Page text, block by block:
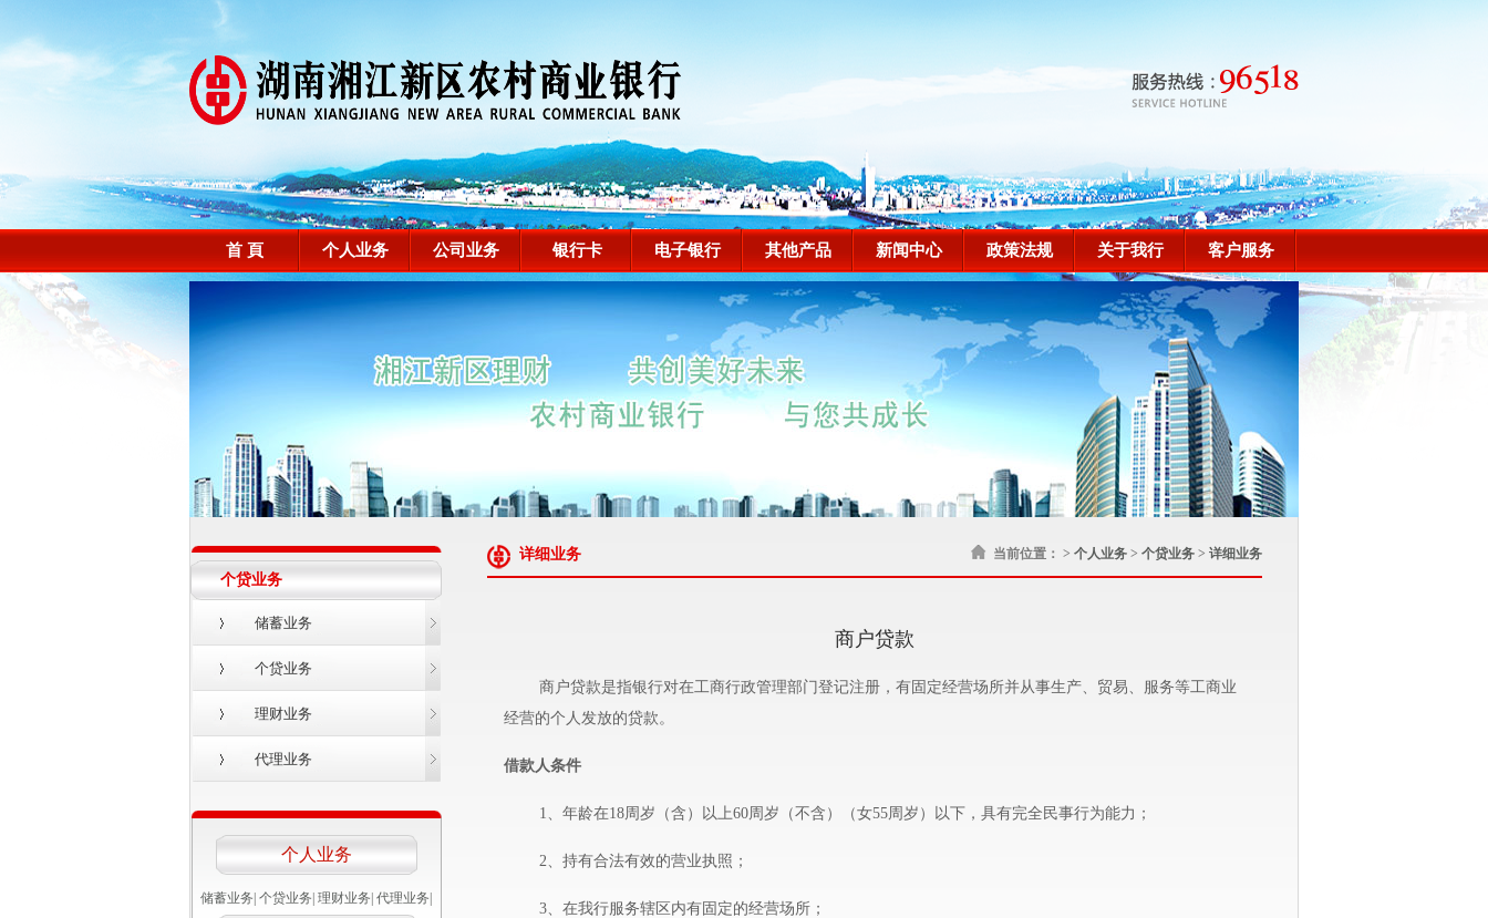
首 頁 个人业务 公司业务 银行卡 电子银行 其他产品 新闻中心 政策法规 关于我行 客户服务
个贷业务
储蓄业务
个贷业务
理财业务
代理业务
个人业务
储蓄业务 个贷业务 理财业务 代理业务
当前位置： > 个人业务 > 个贷业务 > 详细业务
详细业务
商户贷款
商户贷款是指银行对在工商行政管理部门登记注册，有固定经营场所并从事生产、贸易、服务等工商业
经营的个人发放的贷款。
借款人条件
1、年龄在18周岁（含）以上60周岁（不含）（女55周岁）以下，具有完全民事行为能力；
2、持有合法有效的营业执照；
3、在我行服务辖区内有固定的经营场所；